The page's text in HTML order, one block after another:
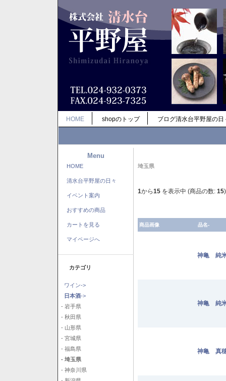
HOME shopのトップ ブログ清水台平野屋の日
Menu
HOME
清水台平野屋の日々
イベント案内
おすすめの商品
カートを見る
マイページへ
カテゴリ
ワイン->
日本酒->
- 岩手県
- 秋田県
- 山形県
- 宮城県
- 福島県
- 埼玉県
- 神奈川県
埼玉県
1から15 を表示中 (商品の数: 15)
商品画像 品名-
神亀 純
神亀 純
神亀 真